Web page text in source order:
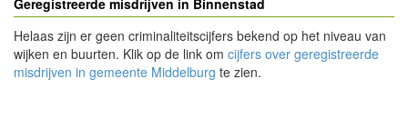
Geregistreerde misdrijven in Binnenstad
Helaas zijn er geen criminaliteitscijfers bekend op het niveau van
wijken en buurten. Klik op de link om cijfers over geregistreerde
misdrijven in gemeente Middelburg te zien.